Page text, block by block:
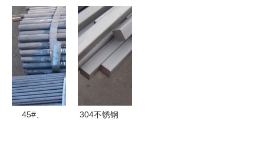
现货批发价
格解析与选
购指南
厂家选择，
一站式金属
材料采购指
南
45#、
304不锈钢